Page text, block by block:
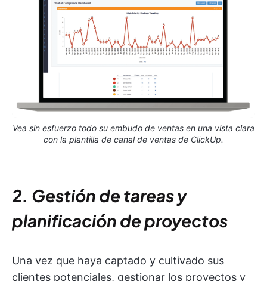
Vea sin esfuerzo todo su embudo de ventas en una vista clara
con la plantilla de canal de ventas de ClickUp.
2. Gestión de tareas y
planificación de proyectos
Una vez que haya captado y cultivado sus
clientes potenciales, gestionar los proyectos y